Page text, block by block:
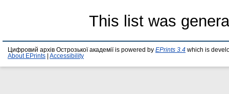
This list was
Цифровий архів Острозької академії is powered by EPrints 3.4 which is
About EPrints
Accessibility